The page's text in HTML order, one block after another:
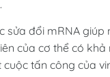
đổi mRNA
của cơ thể có
tấn công của